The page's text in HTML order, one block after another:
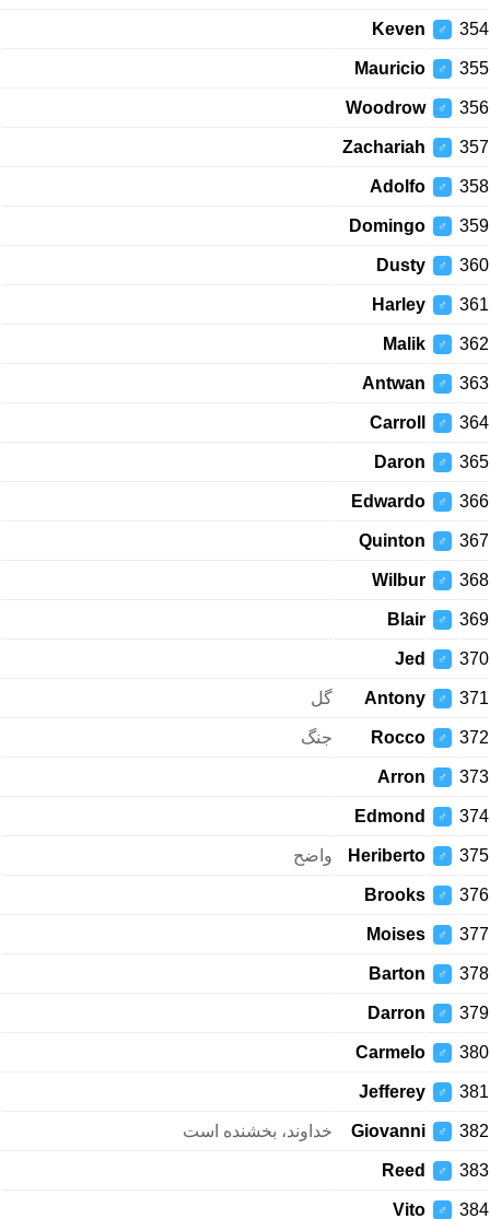
354
♂
Keven
355
♂
Mauricio
356
♂
Woodrow
357
♂
Zachariah
358
♂
Adolfo
359
♂
Domingo
360
♂
Dusty
361
♂
Harley
362
♂
Malik
363
♂
Antwan
364
♂
Carroll
365
♂
Daron
366
♂
Edwardo
367
♂
Quinton
368
♂
Wilbur
369
♂
Blair
370
♂
Jed
371
♂
Antony گل
372
♂
Rocco جنگ
373
♂
Arron
374
♂
Edmond
375
♂
Heriberto واضح
376
♂
Brooks
377
♂
Moises
378
♂
Barton
379
♂
Darron
380
♂
Carmelo
381
♂
Jefferey
382
♂
Giovanni خداوند، بخشنده است
383
♂
Reed
384
♂
Vito